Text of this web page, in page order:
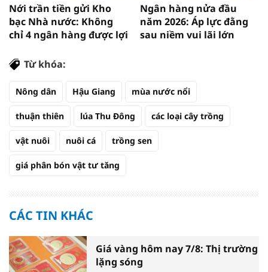
Nới trần tiền gửi Kho
bạc Nhà nước: Không
chỉ 4 ngân hàng được lợi
Ngân hàng nửa đầu
năm 2026: Áp lực đằng
sau niềm vui lãi lớn
Từ khóa:
Nông dân Hậu Giang mùa nước nổi
thuận thiên lúa Thu Đông các loại cây trồng
vật nuôi nuôi cá trồng sen
giá phân bón vật tư tăng
CÁC TIN KHÁC
Giá vàng hôm nay 7/8: Thị trường
lặng sóng